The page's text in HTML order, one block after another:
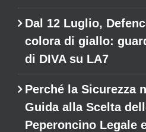
Dal 12 Luglio,
colora di giallo:
di DIVA su LA7
Perché la Sicurezza
Guida alla Scelta
Peperoncino Legale